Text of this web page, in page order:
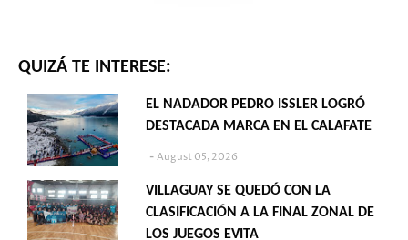
QUIZÁ TE INTERESE:
EL NADADOR PEDRO ISSLER LOGRÓ
DESTACADA MARCA EN EL CALAFATE
August 05, 2026
VILLAGUAY SE QUEDÓ CON LA
CLASIFICACIÓN A LA FINAL ZONAL DE
LOS JUEGOS EVITA